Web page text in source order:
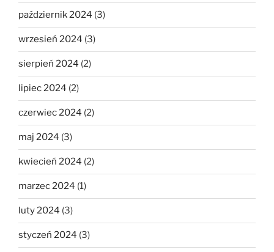
październik 2024 (3)
wrzesień 2024 (3)
sierpień 2024 (2)
lipiec 2024 (2)
czerwiec 2024 (2)
maj 2024 (3)
kwiecień 2024 (2)
marzec 2024 (1)
luty 2024 (3)
styczeń 2024 (3)